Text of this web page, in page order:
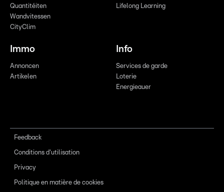
Quantitéiten
Wandvitessen
CityClim
Lifelong Learning
Immo
Annoncen
Artikelen
Info
Services de garde
Loterie
Energieauer
Feedback
Conditions d'utilisation
Privacy
Politique en matière de cookies